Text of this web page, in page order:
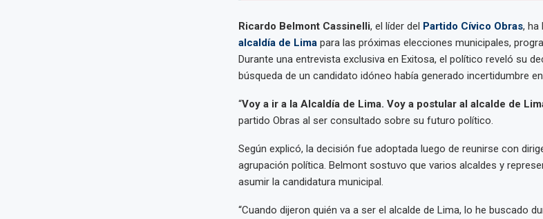
Ricardo Belmont Cassinelli, el líder del Partido Cívico Obras, ha
alcaldía de Limapara las próximas elecciones municipales,
Durante una entrevista exclusiva en Exitosa, el político reveló su
búsqueda de un candidato idóneo había generado incertidumbre
“Voy a ir a la Alcaldía de Lima. Voy a postular al alcalde de
partido Obras al ser consultado sobre su futuro político.
Según explicó, la decisión fue adoptada luego de reunirse con
agrupación política. Belmont sostuvo que varios alcaldes y
asumir la candidatura municipal.
“Cuando dijeron quién va a ser el alcalde de Lima, lo he buscado